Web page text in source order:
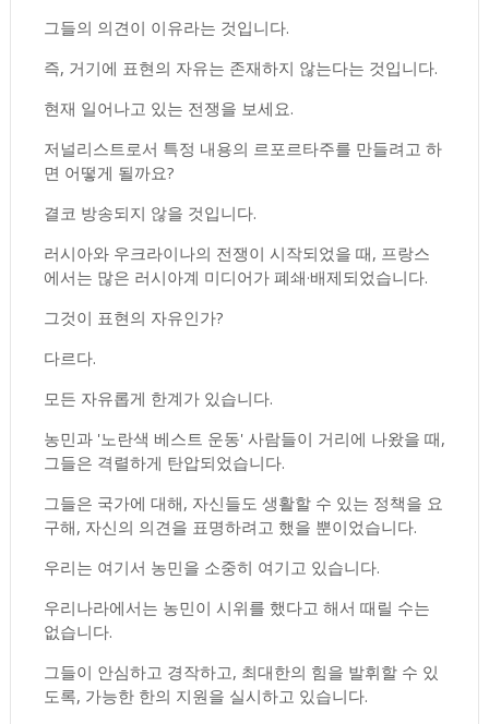
그들의 의견이 이유라는 것입니다.
즉, 거기에 표현의 자유는 존재하지 않는다는 것입니다.
현재 일어나고 있는 전쟁을 보세요.
저널리스트로서 특정 내용의 르포르타주를 만들려고 하
면 어떻게 될까요?
결코 방송되지 않을 것입니다.
러시아와 우크라이나의 전쟁이 시작되었을 때, 프랑스
에서는 많은 러시아계 미디어가 폐쇄·배제되었습니다.
그것이 표현의 자유인가?
다르다.
모든 자유롭게 한계가 있습니다.
농민과 '노란색 베스트 운동' 사람들이 거리에 나왔을 때,
그들은 격렬하게 탄압되었습니다.
그들은 국가에 대해, 자신들도 생활할 수 있는 정책을 요
구해, 자신의 의견을 표명하려고 했을 뿐이었습니다.
우리는 여기서 농민을 소중히 여기고 있습니다.
우리나라에서는 농민이 시위를 했다고 해서 때릴 수는
없습니다.
그들이 안심하고 경작하고, 최대한의 힘을 발휘할 수 있
도록, 가능한 한의 지원을 실시하고 있습니다.